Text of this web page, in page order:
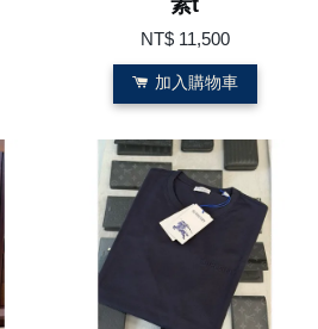
NT$ 11,500
加入購物車